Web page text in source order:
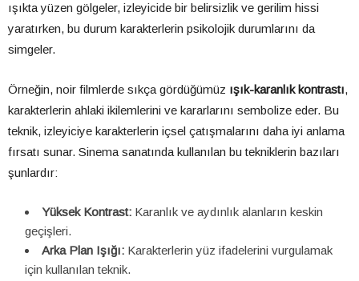
ışıkta yüzen gölgeler, izleyicide bir belirsizlik ve gerilim hissi
yaratırken, bu durum karakterlerin psikolojik durumlarını da
simgeler.
Örneğin, noir filmlerde sıkça gördüğümüz ışık-karanlık kontrastı,
karakterlerin ahlaki ikilemlerini ve kararlarını sembolize eder. Bu
teknik, izleyiciye karakterlerin içsel çatışmalarını daha iyi anlama
fırsatı sunar. Sinema sanatında kullanılan bu tekniklerin bazıları
şunlardır:
Yüksek Kontrast: Karanlık ve aydınlık alanların keskin
geçişleri.
Arka Plan Işığı: Karakterlerin yüz ifadelerini vurgulamak
için kullanılan teknik.